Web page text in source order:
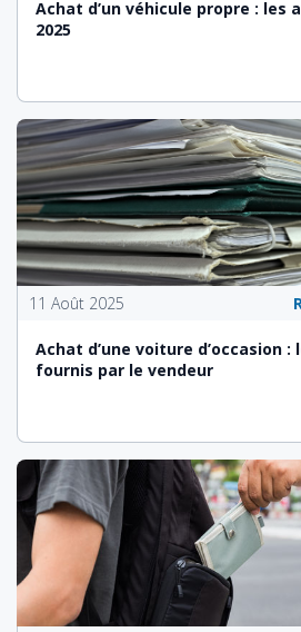
Achat d’un véhicule propre : les
2025
11 Août 2025
Achat d’une voiture d’occasion
fournis par le vendeur